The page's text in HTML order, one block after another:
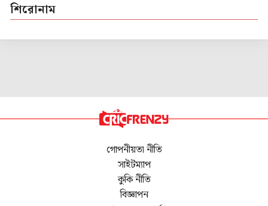
শিরোনাম
গোপনীয়তা নীতি
সাইটম্যাপ
কুকি নীতি
বিজ্ঞাপন